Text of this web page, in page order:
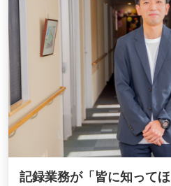
記録業務が「皆に知って